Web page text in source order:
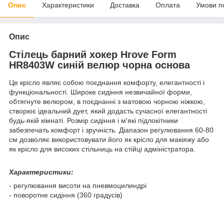
Опис Характеристики Доставка Оплата Умови
Опис
Стілець барний хокер Hrove Form
HR8403W синій велюр чорна основа
Це крісло являє собою поєднання комфорту, елегантності і
функціональності. Широке сидіння незвичайної форми,
обтягнуте велюром, в поєднанні з матовою чорною ніжкою,
створює ідеальний дует, який додасть сучасної елегантності
будь-якій кімнаті. Розмір сидіння і м'які підлокітники
забезпечать комфорт і зручність. Діапазон регулювання 60-80
см дозволяє використовувати його як крісло для макіяжу або
як крісло для високих стільниць на стійці адміністратора.
Характеристики:
- регулювання висоти на пневмоцилиндрі
- поворотне сидіння (360 градусів)